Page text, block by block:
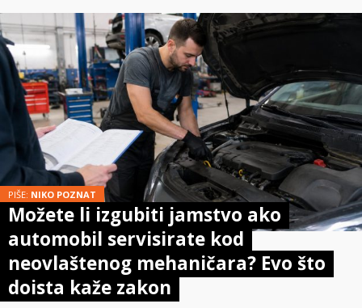
PIŠE: NIKO POZNAT
Možete li izgubiti jamstvo ako
automobil servisirate kod
neovlaštenog mehaničara? Evo što
doista kaže zakon